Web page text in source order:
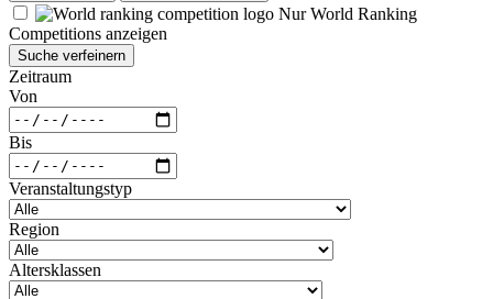
Nur World Ranking
Competitions anzeigen
Suche verfeinern
Zeitraum
Von
Bis
Veranstaltungstyp
Region
Altersklassen